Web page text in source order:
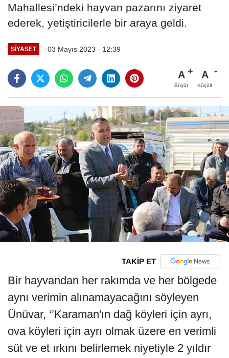
Mahallesi’ndeki hayvan pazarını ziyaret
ederek, yetiştiricilerle bir araya geldi.
SIYASET 03 Mayıs 2023 - 12:39
A
Büyüt
A
Küçült
TAKİP ET
Bir hayvandan her rakımda ve her bölgede
aynı verimin alınamayacağını söyleyen
Ünüvar, ‘’Karaman'ın dağ köyleri için ayrı,
ova köyleri için ayrı olmak üzere en verimli
süt ve et ırkını belirlemek niyetiyle 2 yıldır